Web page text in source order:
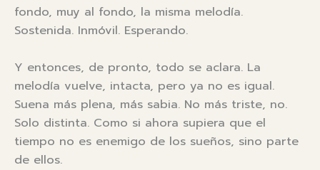
fondo, muy al fondo, la misma melodía.
Sostenida. Inmóvil. Esperando.
Y entonces, de pronto, todo se aclara. La
melodía vuelve, intacta, pero ya no es igual.
Suena más plena, más sabia. No más triste, no.
Solo distinta. Como si ahora supiera que el
tiempo no es enemigo de los sueños, sino parte
de ellos.